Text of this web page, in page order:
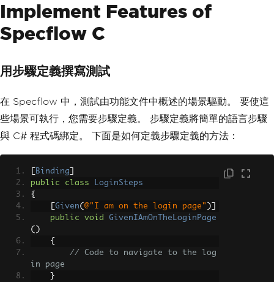
Implement Features of
Specflow C
用步驟定義撰寫測試
在 Specflow 中，測試由功能文件中概述的場景驅動。 要使這
些場景可執行，您需要步驟定義。 步驟定義將簡單的語言步驟
與 C# 程式碼綁定。 下面是如何定義步驟定義的方法：
Binding
public
class
LoginSteps
{
Given( @"I am on the login page" )]
public
void
GivenIAmOnTheLoginPage
()
{
// Code to navigate to the log
in page
}